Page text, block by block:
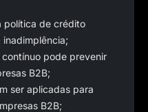
política de crédito
pode prevenir
B2B;
ser aplicadas para
B2B;